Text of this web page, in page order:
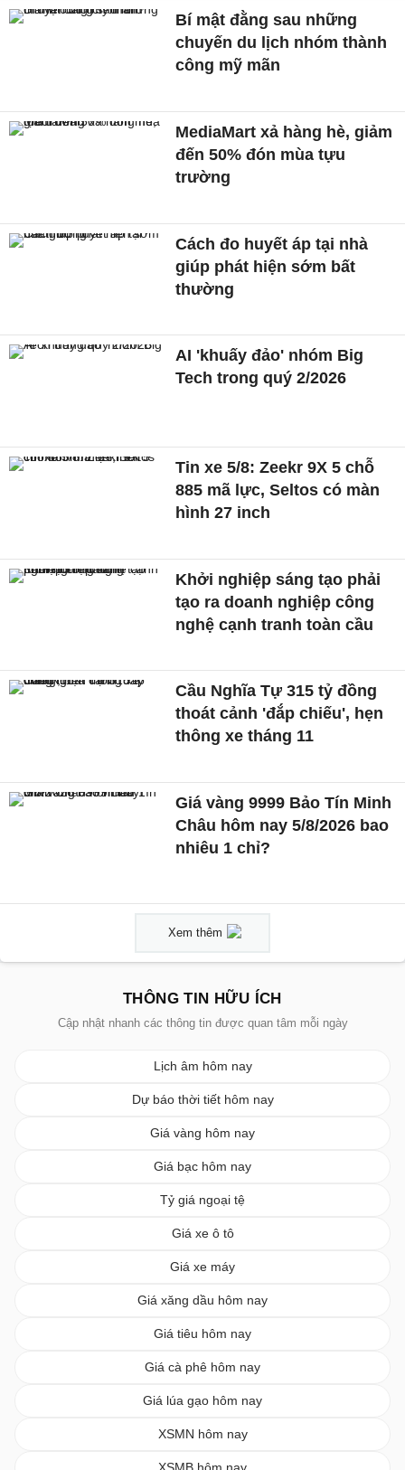
Bí mật đằng sau những
chuyến du lịch nhóm thành
công mỹ mãn
MediaMart xả hàng hè, giảm
đến 50% đón mùa tựu
trường
Cách đo huyết áp tại nhà
giúp phát hiện sớm bất
thường
AI 'khuấy đảo' nhóm Big
Tech trong quý 2/2026
Tin xe 5/8: Zeekr 9X 5 chỗ
885 mã lực, Seltos có màn
hình 27 inch
Khởi nghiệp sáng tạo phải
tạo ra doanh nghiệp công
nghệ cạnh tranh toàn cầu
Cầu Nghĩa Tự 315 tỷ đồng
thoát cảnh 'đắp chiếu', hẹn
thông xe tháng 11
Giá vàng 9999 Bảo Tín Minh
Châu hôm nay 5/8/2026 bao
nhiêu 1 chỉ?
Xem thêm
THÔNG TIN HỮU ÍCH
Cập nhật nhanh các thông tin được quan tâm mỗi ngày
Lịch âm hôm nay
Dự báo thời tiết hôm nay
Giá vàng hôm nay
Giá bạc hôm nay
Tỷ giá ngoại tệ
Giá xe ô tô
Giá xe máy
Giá xăng dầu hôm nay
Giá tiêu hôm nay
Giá cà phê hôm nay
Giá lúa gạo hôm nay
XSMN hôm nay